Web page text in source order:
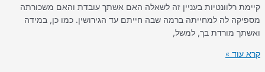
קיימת רלוונטיות בעניין זה לשאלה האם אשתך עובדת והאם משכורתה
מספיקה לה למחייתה ברמה שבה חייתם עד הגירושין. כמו כן, במידה
ואשתך מורדת בך, למשל,
קרא עוד »